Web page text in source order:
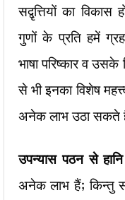
सद्वृत्तियों का
गुणों के प्रति हमें
भाषा परिष्कार व
से भी इनका विशेष
अनेक लाभ उठा सकते
उपन्यास पठन से
अनेक लाभ हैं; किन्तु